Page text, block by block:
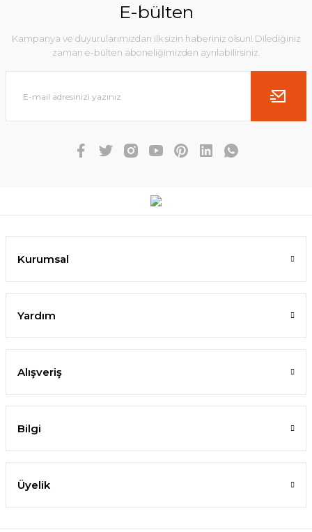
E-bülten
Kampanya ve duyurularımızdan ilk sizin haberiniz olsun! Dilediğiniz
zaman e-bülten aboneliğimizden ayrılabilirsiniz.
Kurumsal
Yardım
Alışveriş
Bilgi
Üyelik